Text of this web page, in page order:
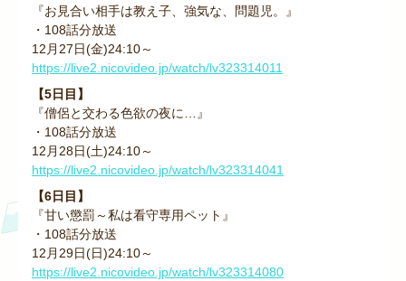
『お見合い相手は教え子、強気な、問題児。』
・108話分放送
12月27日(金)24:10～
https://live2.nicovideo.jp/watch/lv323314011
【5日目】
『僧侶と交わる色欲の夜に…』
・108話分放送
12月28日(土)24:10～
https://live2.nicovideo.jp/watch/lv323314041
【6日目】
『甘い懲罰～私は看守専用ペット』
・108話分放送
12月29日(日)24:10～
https://live2.nicovideo.jp/watch/lv323314080